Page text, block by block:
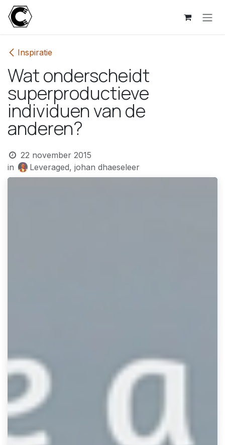
Overslaan naar inhoud
Inspiratie
Wat onderscheidt
superproductieve
individuen van de
anderen?
22 november 2015
in
Leveraged, johan dhaeseleer